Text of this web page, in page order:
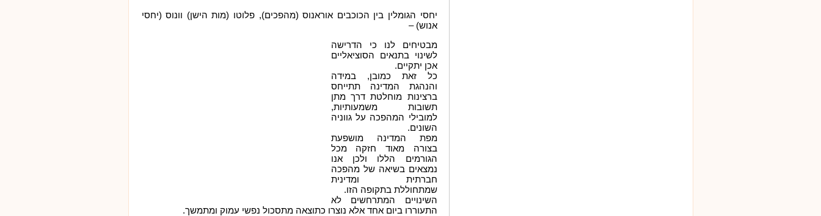
יחסי הגומלין בין הכוכבים אוראנוס (מהפכים), פלוטו (מות הישן) וונוס (יחסי
אנוש) –
מבטיחים לנו כי הדרישה
לשינוי בתנאים הסוציאליים
אכן יתקיים.
כל זאת כמובן, במידה
והנהגת המדינה תתייחס
ברצינות מוחלטת דרך מתן
תשובות משמעותיות,
למובילי המהפכה על גווניה
השונים.
מפת המדינה מושפעת
בצורה מאוד חזקה מכל
הגורמים הללו ולכן אנו
נמצאים בשיאה של מהפכה
חברתית ומדינית
שמתחוללת בתקופה הזו.
השינויים המתרחשים לא
התעוררו ביום אחד אלא נוצרו כתוצאה מתסכול נפשי עמוק ומתמשך.